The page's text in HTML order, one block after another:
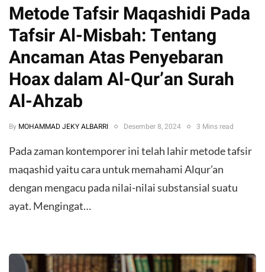
Metode Tafsir Maqashidi Pada
Tafsir Al-Misbah: Tentang
Ancaman Atas Penyebaran
Hoax dalam Al-Qur’an Surah
Al-Ahzab
By MOHAMMAD JEKY ALBARRI Desember 8, 2024 3 Mins read
Pada zaman kontemporer ini telah lahir metode tafsir
maqashid yaitu cara untuk memahami Alqur’an
dengan mengacu pada nilai-nilai substansial suatu
ayat. Mengingat…